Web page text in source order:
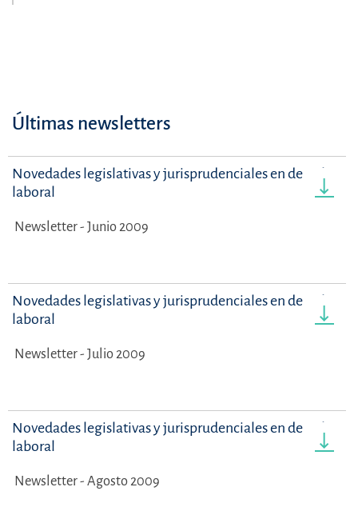
Últimas newsletters
Novedades legislativas y jurisprudenciales en derecho
laboral
Newsletter - Junio 2009
Novedades legislativas y jurisprudenciales en derecho
laboral
Newsletter - Julio 2009
Novedades legislativas y jurisprudenciales en derecho
laboral
Newsletter - Agosto 2009